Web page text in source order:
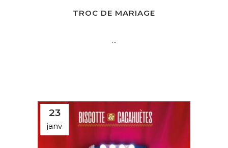
TROC DE MARIAGE
...
23
janv